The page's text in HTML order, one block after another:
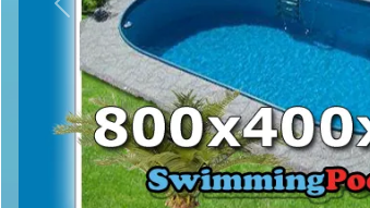
Previous